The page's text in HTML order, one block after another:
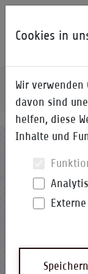
Home
Cookies in
Wir verwenden
davon sind
helfen, diese
Inhalte und
Speichern